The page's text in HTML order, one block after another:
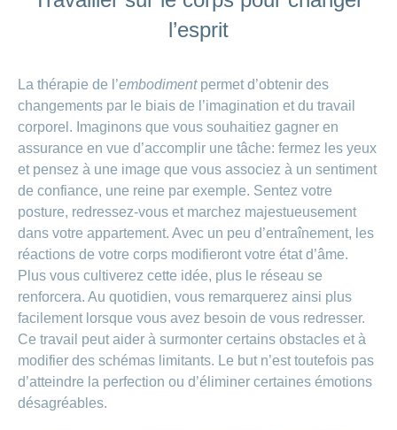
l’esprit
La thérapie de l’embodiment permet d’obtenir des
changements par le biais de l’imagination et du travail
corporel. Imaginons que vous souhaitiez gagner en
assurance en vue d’accomplir une tâche: fermez les yeux
et pensez à une image que vous associez à un sentiment
de confiance, une reine par exemple. Sentez votre
posture, redressez-vous et marchez majestueusement
dans votre appartement. Avec un peu d’entraînement, les
réactions de votre corps modifieront votre état d’âme.
Plus vous cultiverez cette idée, plus le réseau se
renforcera. Au quotidien, vous remarquerez ainsi plus
facilement lorsque vous avez besoin de vous redresser.
Ce travail peut aider à surmonter certains obstacles et à
modifier des schémas limitants. Le but n’est toutefois pas
d’atteindre la perfection ou d’éliminer certaines émotions
désagréables.